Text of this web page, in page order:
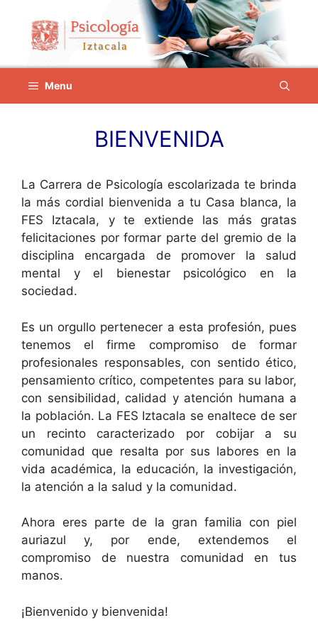
contenido
Menu
BIENVENIDA
La Carrera de Psicología escolarizada te brinda
la más cordial bienvenida a tu Casa blanca, la
FES Iztacala, y te extiende las más gratas
felicitaciones por formar parte del gremio de la
disciplina encargada de promover la salud
mental y el bienestar psicológico en la
sociedad.
Es un orgullo pertenecer a esta profesión, pues
tenemos el firme compromiso de formar
profesionales responsables, con sentido ético,
pensamiento crítico, competentes para su labor,
con sensibilidad, calidad y atención humana a
la población. La FES Iztacala se enaltece de ser
un recinto caracterizado por cobijar a su
comunidad que resalta por sus labores en la
vida académica, la educación, la investigación,
la atención a la salud y la comunidad.
Ahora eres parte de la gran familia con piel
auriazul y, por ende, extendemos el
compromiso de nuestra comunidad en tus
manos.
¡Bienvenido y bienvenida!